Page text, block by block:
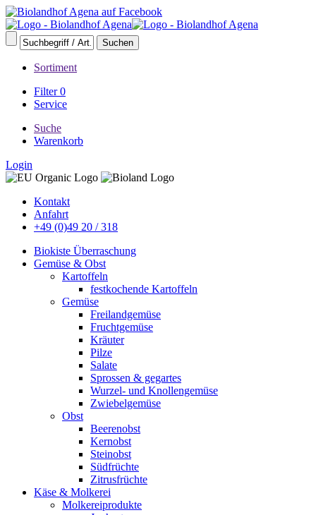
Sortiment
Filter 0
Service
Suche
Warenkorb
Login
Kontakt
Anfahrt
+49 (0)49 20 / 318
Biokiste Überraschung
Gemüse & Obst
Kartoffeln
festkochende Kartoffeln
Gemüse
Freilandgemüse
Fruchtgemüse
Kräuter
Pilze
Salate
Sprossen & gegartes
Wurzel- und Knollengemüse
Zwiebelgemüse
Obst
Beerenobst
Kernobst
Steinobst
Südfrüchte
Zitrusfrüchte
Käse & Molkerei
Molkereiprodukte